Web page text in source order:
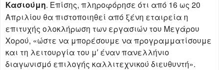
Κασιούμη. Επίσης, πληροφόρησε ότι από 16 ως 20
Απριλίου θα πιστοποιηθεί από ξένη εταιρεία η
επιτυχής ολοκλήρωση των εργασιών του Μεγάρου
Χορού, «ώστε να μπορέσουμε να προγραμματίσουμε
και τη λειτουργία του μ′ έναν πανελλήνιο
διαγωνισμό επιλογής καλλιτεχνικού διευθυντή».